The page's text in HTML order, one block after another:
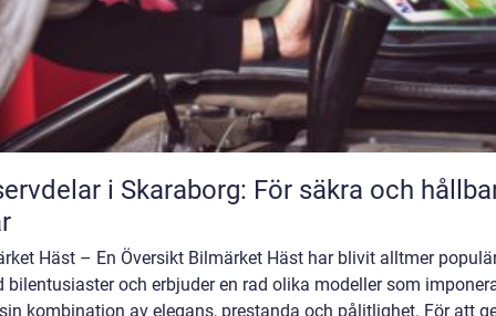
i Skaraborg: För säkra och
Häst – En Översikt Bilmärket Häst har blivit alltmer
bilentusiaster och erbjuder en rad olika modeller som
kombination av elegans, prestanda och pålitlighet. För att